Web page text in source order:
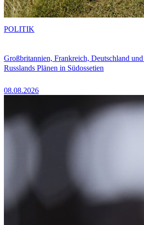
Großbritannien, Frankreich, Deutschland
Russlands Plänen in Südossetien
08.08.2026
POLITIK